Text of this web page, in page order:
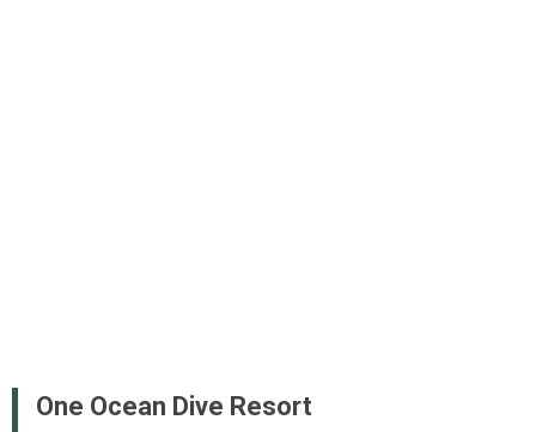
One Ocean Dive Resort